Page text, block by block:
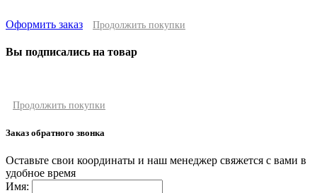
Оформить заказ Продолжить покупки
Вы подписались на товар
Продолжить покупки
Заказ обратного звонка
Оставьте свои координаты и наш менеджер свяжется с вами в
удобное время
Имя: